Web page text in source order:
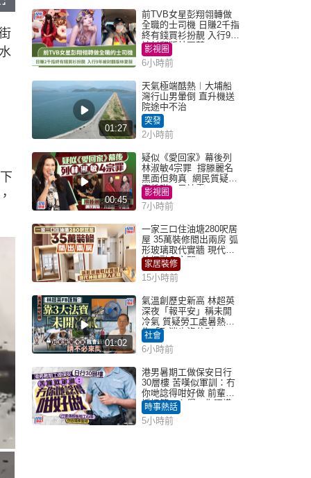
F
u
l
s
c
e
e
前TVB女星彭翔翎轉做
全職的士司機 日賺2千指
終有錢買衫扮靚 入行9年
被封翻版林夏薇
影視圈
6小時前
01:27
天氣極端酷熱︱大埔船
灣行山男暈倒 直升機送
院途中不治
突發
2小時前
00:45
疑似《愛回家》幕後列
林淑敏4宗罪 撐滕麗名
黑面但夠真 網民質疑：
真係咁一早被雪
影視圈
7小時前
一家三口住油塘280呎居
屋 35萬裝修間出兩房 弧
形玻璃取代實牆 現代神
枱櫃融入玄關
家居裝修
15小時前
01:02
氣溫創歷史新高 林超英
深夜「報平安」稱未開
冷氣 質疑勞工處暑熱警
告「取消也沒分別」
社會
6小時前
港男暑期工做保安日行
30層樓 苦嘆似軍訓：冇
你哋諗得咁好做 前輩傳
授搵筍工心得：你唔識
揀盤啫｜Juicy叮
時事熱話
5小時前